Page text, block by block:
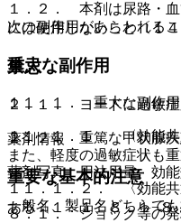
１．２． 本剤は尿路・血
には使用しないこと〔１
禁忌
２．１． ヨードに過敏症
２．２． 重篤な甲状腺疾
重要な基本的注意
８．１． ショック等の発
次の副作用があらわれる
重大な副作用
１１．１． 重大な副作用
１１．１．１． 〈効能共
また、軽度の過敏症状も
１１．１．２． 〈効能共
ある〔１．１、８．１−８
薬剤情報
薬剤写真、用法用量、効
一般名、製品名どちらで